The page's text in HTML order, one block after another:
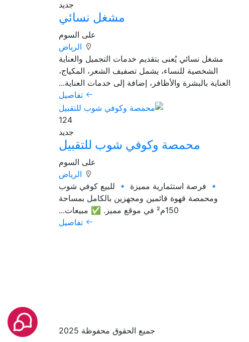
جديد
مشغل نسائي
على السوم
الرياض
مشغل نسائي يُعنى بتقديم خدمات التجميل والعناية
الشخصية للنساء، يشمل تصفيف الشعر، المكياج،
العناية بالبشرة والأظافر، إضافة إلى خدمات العناية...
تفاصيل
جديد
محمصة وكوفي شوب للتقبيل
على السوم
الرياض
🔹 فرصة استثمارية مميزة 🔹 للبيع كوفي شوب
ومحمصة قهوة قائمين ومجهزين بالكامل بمساحة
150م² في موقع مميز. ✅ مبيعات...
تفاصيل
جميع الحقوق محفوظة 2025